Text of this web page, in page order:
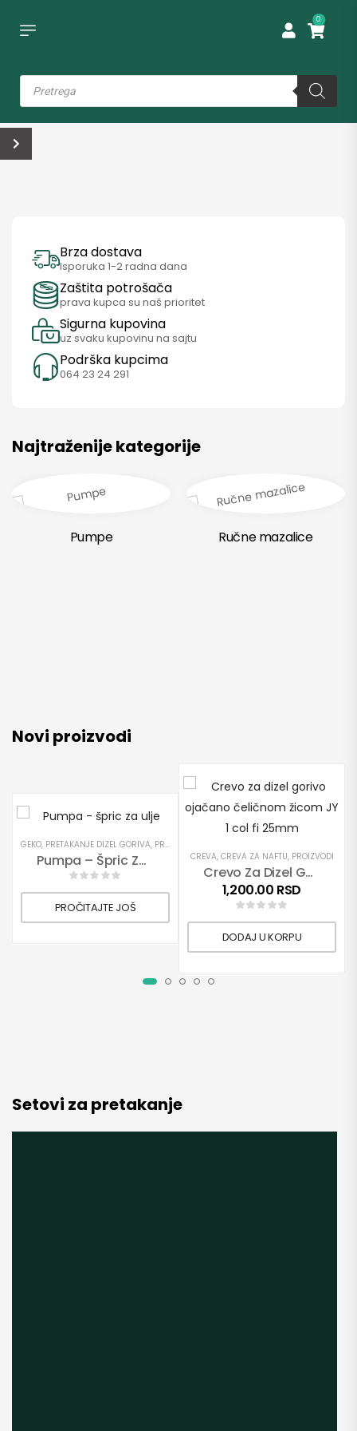
0
Brza dostava
Isporuka 1-2 radna dana
Zaštita potrošača
prava kupca su naš prioritet
Sigurna kupovina
uz svaku kupovinu na sajtu
Podrška kupcima
064 23 24 291
Najtraženije kategorije
Pumpe Ručne mazalice
Novi proizvodi
GEKO, PRETAKANJE DIZEL GORIVA, PROIZVODI
Pumpa – Špric Za Ulje
PROČITAJTE JOŠ
CREVA, CREVA ZA NAFTU, PROIZVODI
Crevo Za Dizel Gorivo Ojačano Čeličnom Žicom JY 1″ Fi 25mm
1,200.00 RSD
DODAJ U KORPU
Setovi za pretakanje